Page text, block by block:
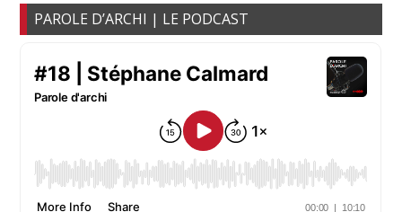
PAROLE D’ARCHI | LE PODCAST